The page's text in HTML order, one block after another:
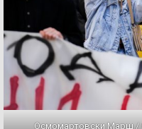
Осмомартовски Марш /